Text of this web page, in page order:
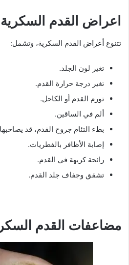
اعراض القدم السكرية
تتنوع أعراض القدم السكرية، وتشمل:
تغير لون الجلد.
تغير درجة حرارة القدم.
تورم القدم أو الكاحل.
ألم في الساقين.
بطء التئام جروح القدم، قد
إصابة الأظافر بالفطريات.
رائحة كريهة في القدم.
تشقق وجفاف جلد القدم.
مضاعفات القدم